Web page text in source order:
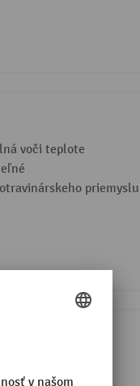
voči teplote
priemyslu